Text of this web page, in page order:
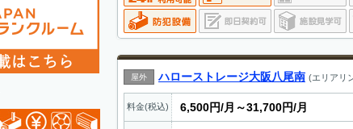
屋外 ハローストレージ大阪八尾南 (エリアリ
料金(税込) 6,500円/月～31,700円/月